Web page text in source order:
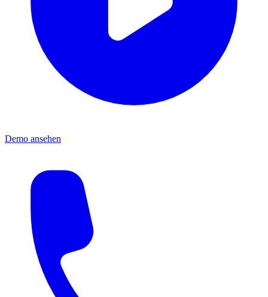
Demo ansehen